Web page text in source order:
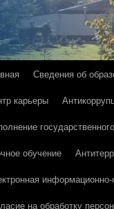
Сведения об
карьеры
обучение
на обработку